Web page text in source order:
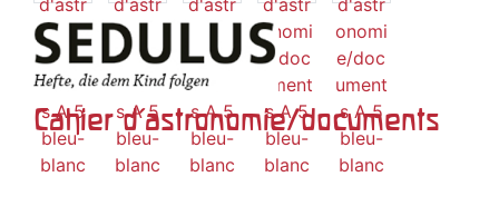
Cahier d'astronomie/documents